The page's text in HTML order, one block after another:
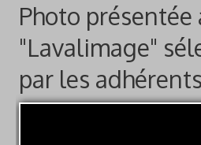
Menu 2 ▼
Menu 3▼
Menu 4
Photo présentée
"Lavalimage"
par les adhérents